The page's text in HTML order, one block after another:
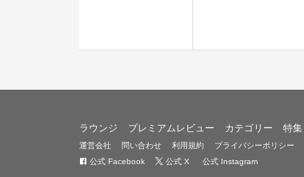
ラウンジ プレミアムレビュー カテゴリー 特集
運営会社 問い合わせ 利用規約 プライバシーポリシー
公式 Facebook
公式 X 公式 Instagram